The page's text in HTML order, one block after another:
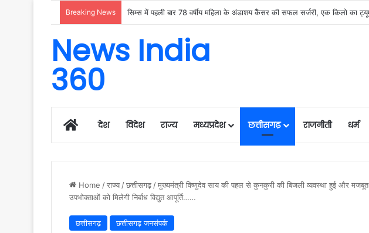
Breaking News
News India
360
Homeदेश विदेश राज्य मध्यप्रदेश छत्तीसगढ़ राजनीती धर्म
Home /राज्य /छत्तीसगढ़ /मुख्यमंत्री विष्णुदेव साय की पहल से कुनकुरी की बिजली व्यवस्था हुई और
उपभोक्ताओं को मिलेगी निर्बाध विद्युत आपूर्ति……
छत्तीसगढ़ छत्तीसगढ़ जनसंपर्क